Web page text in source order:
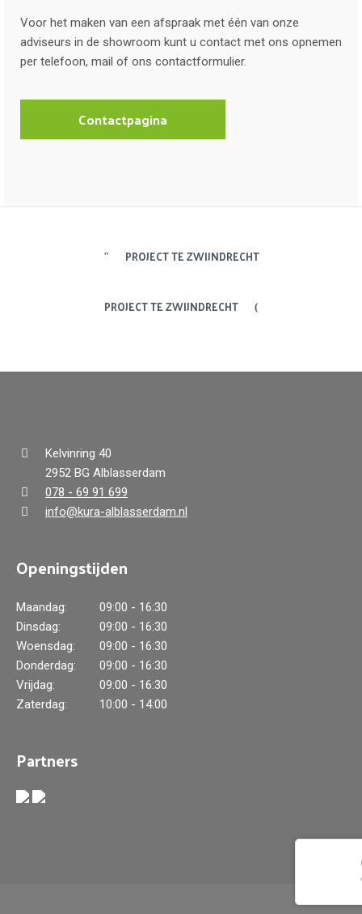
Voor het maken van een afspraak met één van onze
adviseurs in de showroom kunt u contact met ons opnemen
per telefoon, mail of ons contactformulier.
Contactpagina
PROJECT TE ZWIJNDRECHT
PROJECT TE ZWIJNDRECHT
Kelvinring 40
2952 BG Alblasserdam
078 - 69 91 699
info@kura-alblasserdam.nl
Openingstijden
Maandag:
09:00 - 16:30
Dinsdag:
09:00 - 16:30
Woensdag:
09:00 - 16:30
Donderdag:
09:00 - 16:30
Vrijdag:
09:00 - 16:30
Zaterdag:
10:00 - 14:00
Partners